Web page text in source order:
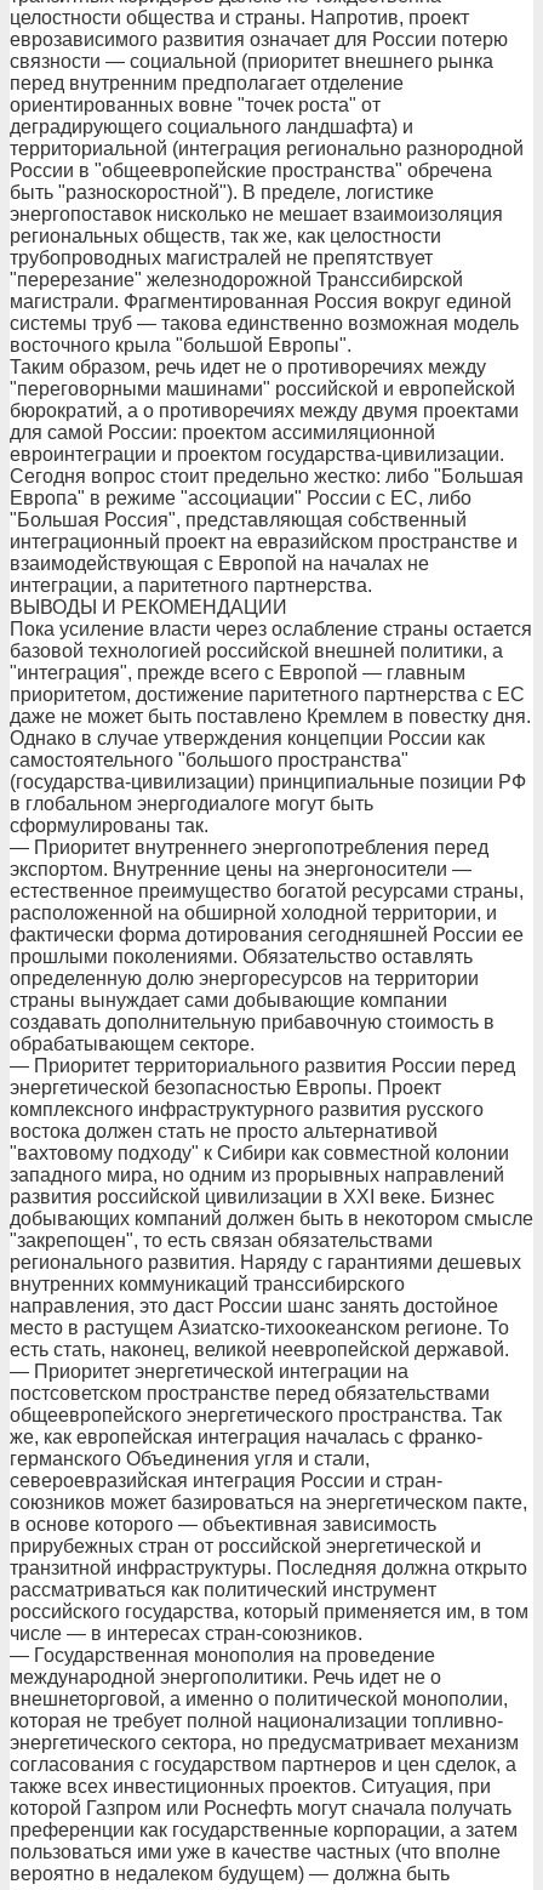
целостности общества и страны. Напротив, проект
еврозависимого развития означает для России потерю
связности — социальной (приоритет внешнего рынка
перед внутренним предполагает отделение
ориентированных вовне "точек роста" от
деградирующего социального ландшафта) и
территориальной (интеграция регионально разнородной
России в "общеевропейские пространства" обречена
быть "разноскоростной"). В пределе, логистике
энергопоставок нисколько не мешает взаимоизоляция
региональных обществ, так же, как целостности
трубопроводных магистралей не препятствует
"перерезание" железнодорожной Транссибирской
магистрали. Фрагментированная Россия вокруг единой
системы труб — такова единственно возможная модель
восточного крыла "большой Европы".
Таким образом, речь идет не о противоречиях между
"переговорными машинами" российской и европейской
бюрократий, а о противоречиях между двумя проектами
для самой России: проектом ассимиляционной
евроинтеграции и проектом государства-цивилизации.
Сегодня вопрос стоит предельно жестко: либо "Большая
Европа" в режиме "ассоциации" России с ЕС, либо
"Большая Россия", представляющая собственный
интеграционный проект на евразийском пространстве и
взаимодействующая с Европой на началах не
интеграции, а паритетного партнерства.
ВЫВОДЫ И РЕКОМЕНДАЦИИ
Пока усиление власти через ослабление страны остается
базовой технологией российской внешней политики, а
"интеграция", прежде всего с Европой — главным
приоритетом, достижение паритетного партнерства с ЕС
даже не может быть поставлено Кремлем в повестку дня.
Однако в случае утверждения концепции России как
самостоятельного "большого пространства"
(государства-цивилизации) принципиальные позиции РФ
в глобальном энергодиалоге могут быть
сформулированы так.
— Приоритет внутреннего энергопотребления перед
экспортом. Внутренние цены на энергоносители —
естественное преимущество богатой ресурсами страны,
расположенной на обширной холодной территории, и
фактически форма дотирования сегодняшней России ее
прошлыми поколениями. Обязательство оставлять
определенную долю энергоресурсов на территории
страны вынуждает сами добывающие компании
создавать дополнительную прибавочную стоимость в
обрабатывающем секторе.
— Приоритет территориального развития России перед
энергетической безопасностью Европы. Проект
комплексного инфраструктурного развития русского
востока должен стать не просто альтернативой
"вахтовому подходу" к Сибири как совместной колонии
западного мира, но одним из прорывных направлений
развития российской цивилизации в ХХI веке. Бизнес
добывающих компаний должен быть в некотором смысле
"закрепощен", то есть связан обязательствами
регионального развития. Наряду с гарантиями дешевых
внутренних коммуникаций транссибирского
направления, это даст России шанс занять достойное
место в растущем Азиатско-тихоокеанском регионе. То
есть стать, наконец, великой неевропейской державой.
— Приоритет энергетической интеграции на
постсоветском пространстве перед обязательствами
общеевропейского энергетического пространства. Так
же, как европейская интеграция началась с франко-
германского Объединения угля и стали,
североевразийская интеграция России и стран-
союзников может базироваться на энергетическом пакте,
в основе которого — объективная зависимость
прирубежных стран от российской энергетической и
транзитной инфраструктуры. Последняя должна открыто
рассматриваться как политический инструмент
российского государства, который применяется им, в том
числе — в интересах стран-союзников.
— Государственная монополия на проведение
международной энергополитики. Речь идет не о
внешнеторговой, а именно о политической монополии,
которая не требует полной национализации топливно-
энергетического сектора, но предусматривает механизм
согласования с государством партнеров и цен сделок, а
также всех инвестиционных проектов. Ситуация, при
которой Газпром или Роснефть могут сначала получать
преференции как государственные корпорации, а затем
пользоваться ими уже в качестве частных (что вполне
вероятно в недалеком будущем) — должна быть